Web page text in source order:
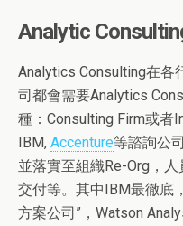
Analytic
Analytics Consulting在各
司都會需要Analytics
種：Consulting Firm或者
IBM, Accenture等諮詢公
並落實至組織Re-Org，
交付等。其中IBM最徹底
方案公司”，Watson